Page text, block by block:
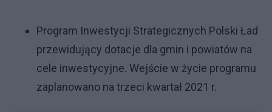
Program Inwestycji Strategicznych Polski Ład
przewidujący dotacje dla gmin i powiatów na
cele inwestycyjne. Wejście w życie programu
zaplanowano na trzeci kwartał 2021 r.